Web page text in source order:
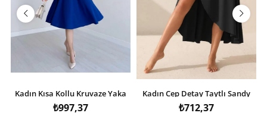
Kadın Kısa Kollu Kruvaze Yaka
Eteği Volanlı Krep Elbise
₺997,37
Kadın Cep Detay Taytlı Sandy
Etek
₺712,37